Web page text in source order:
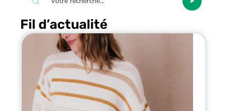
Fil d’actualité